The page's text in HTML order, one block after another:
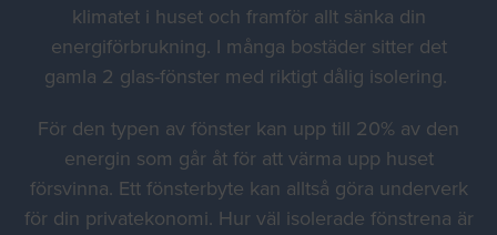
klimatet i huset och framför allt sänka din
energiförbrukning. I många bostäder sitter det
gamla 2 glas-fönster med riktigt dålig isolering.
För den typen av fönster kan upp till 20% av den
energin som går åt för att värma upp huset
försvinna. Ett fönsterbyte kan alltså göra underverk
för din privatekonomi. Hur väl isolerade fönstrena är